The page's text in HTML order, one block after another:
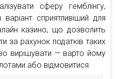
сферу гемблінгу,
варіант сприятливіший для
казино, що дозволить
за рахунок податків таких
вирішувати — варто йому
або відмовитися.